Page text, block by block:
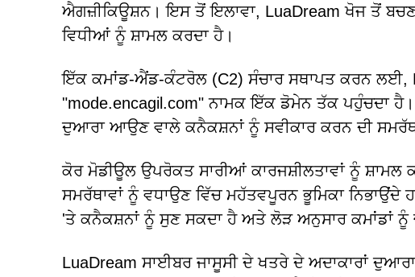
ਐਗਜ਼ੀਕਿਊਸ਼ਨ। ਇਸ ਤੋਂ ਇਲਾਵਾ, LuaDream ਖੋਜ ਤੋਂ
ਵਿਧੀਆਂ ਨੂੰ ਸ਼ਾਮਲ ਕਰਦਾ ਹੈ।
ਇੱਕ ਕਮਾਂਡ-ਐਂਡ-ਕੰਟਰੋਲ (C2) ਸੰਚਾਰ ਸਥਾਪਤ ਕਰਨ ਲਈ,
"mode.encagil.com" ਨਾਮਕ ਇੱਕ ਡੋਮੇਨ ਤੱਕ ਪਹੁੰਚਦਾ
ਦੁਆਰਾ ਆਉਣ ਵਾਲੇ ਕਨੈਕਸ਼ਨਾਂ ਨੂੰ ਸਵੀਕਾਰ ਕਰਨ ਦੀ
ਕੋਰ ਮੋਡੀਊਲ ਉਪਰੋਕਤ ਸਾਰੀਆਂ ਕਾਰਜਸ਼ੀਲਤਾਵਾਂ ਨੂੰ
ਸਮਰੱਥਾਵਾਂ ਨੂੰ ਵਧਾਉਣ ਵਿੱਚ ਮਹੱਤਵਪੂਰਨ ਭੂਮਿਕਾ
'ਤੇ ਕਨੈਕਸ਼ਨਾਂ ਨੂੰ ਸੁਣ ਸਕਦਾ ਹੈ ਅਤੇ ਲੋੜ ਅਨੁਸਾਰ ਕਮਾਂਡਾਂ ਨੂੰ
LuaDream ਸਾਈਬਰ ਜਾਸੂਸੀ ਦੇ ਖਤਰੇ ਦੇ ਅਦਾਕਾਰਾਂ